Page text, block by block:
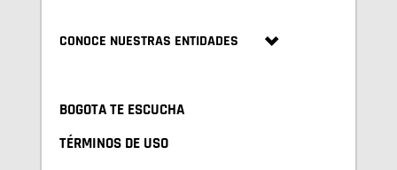
CONOCE NUESTRAS ENTIDADES
BOGOTA TE ESCUCHA
TÉRMINOS DE USO